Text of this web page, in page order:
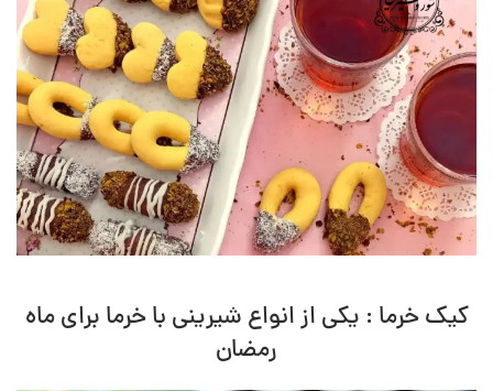
کیک خرما : یکی از انواع شیرینی با خرما برای ماه
رمضان